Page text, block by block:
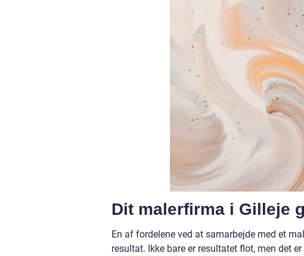
Dit malerfirma i Gilleje
En af fordelene ved at samarbejde med et
resultat. Ikke bare er resultatet flot, men det